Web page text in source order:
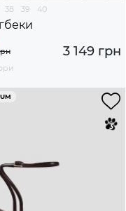
38 39 40
3 149 грн